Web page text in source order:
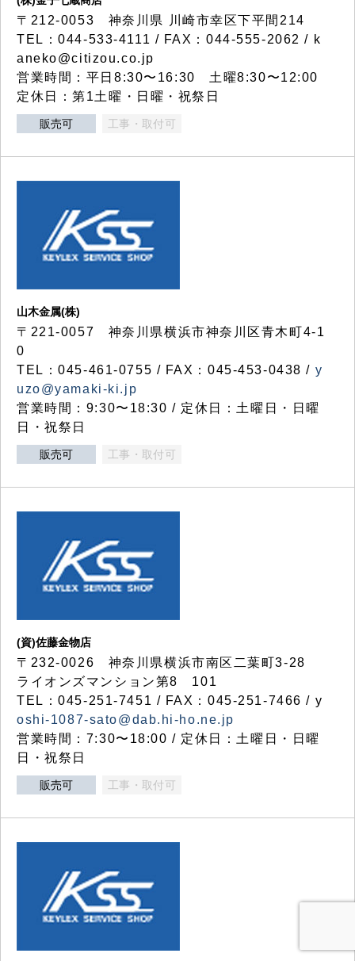
〒212-0053 神奈川県 川崎市幸区下平間214
TEL：044-533-4111 / FAX：044-555-2062 / k
aneko@citizou.co.jp
営業時間：平日8:30〜16:30 土曜8:30〜12:00
定休日：第1土曜・日曜・祝祭日
販売可 工事・取付可
山木金属(株)
〒221-0057 神奈川県横浜市神奈川区青木町4-1
0
TEL：045-461-0755 / FAX：045-453-0438 / y
uzo@yamaki-ki.jp
営業時間：9:30〜18:30 / 定休日：土曜日・日曜
日・祝祭日
販売可 工事・取付可
(資)佐藤金物店
〒232-0026 神奈川県横浜市南区二葉町3-28
ライオンズマンション第8 101
TEL：045-251-7451 / FAX：045-251-7466 / y
oshi-1087-sato@dab.hi-ho.ne.jp
営業時間：7:30〜18:00 / 定休日：土曜日・日曜
日・祝祭日
販売可 工事・取付可